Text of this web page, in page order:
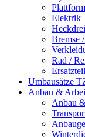
Elektrik
Bremse
Rad /
Umbausätze
Anbau &
Anbau